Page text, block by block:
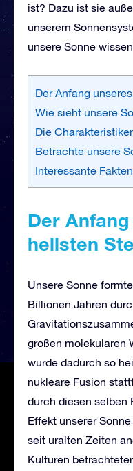
ist? Dazu ist sie
unserem
unsere Sonne
Der Anfang
Wie sieht unsere
Die
Betrachte unsere
Interessante
Der
hellsten
Unsere Sonne
Billionen Jahren
großen molekularen
wurde dadurch so
nukleare Fusion
durch diesen selben
Effekt unserer
seit uralten Zeiten
Kulturen